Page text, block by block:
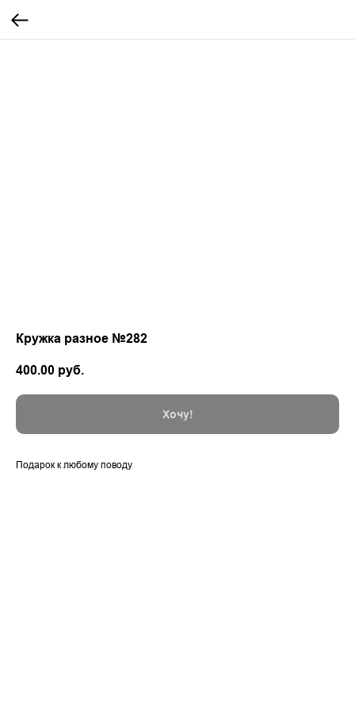
Кружка разное №282
400.00 руб.
Хочу!
Подарок к любому поводу